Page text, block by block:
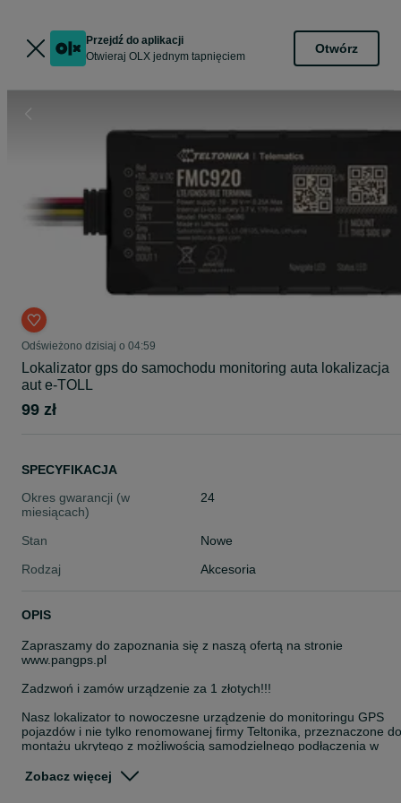
Przejdź do aplikacji
Otwieraj OLX jednym tapnięciem
Otwórz
Odświeżono dzisiaj o 04:59
Lokalizator gps do samochodu monitoring auta lokalizacja
aut e-TOLL
99 zł
SPECYFIKACJA
Okres gwarancji (w
miesiącach)
24
Stan
Nowe
Rodzaj
Akcesoria
OPIS
Zapraszamy do zapoznania się z naszą ofertą na stronie
www.pangps.pl
Zadzwoń i zamów urządzenie za 1 złotych!!!
Nasz lokalizator to nowoczesne urządzenie do monitoringu GPS
pojazdów i nie tylko renomowanej firmy Teltonika, przeznaczone do
montażu ukrytego z możliwością samodzielnego podłączenia w
wysokiej jakości, co pozwala na przesyłanie danych o lokalizacji
Zobacz więcej